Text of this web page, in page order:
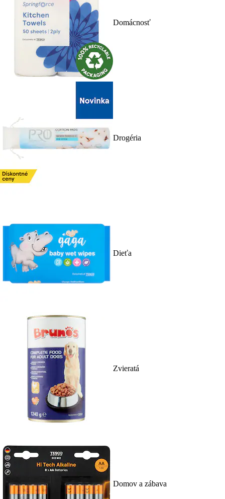
Domácnosť
Drogéria
Dieťa
Zvieratá
Domov a zábava